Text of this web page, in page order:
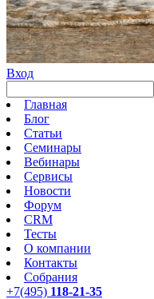
Вход
Главная
Блог
Статьи
Семинары
Вебинары
Сервисы
Новости
Форум
CRM
Тесты
О компании
Контакты
Собрания
+7(495) 118-21-35